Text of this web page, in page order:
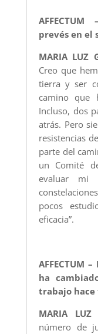
prevés en el
MARIA LUZ
Creo que
tierra y ser
camino que
Incluso, dos
atrás. Pero
resistencias
parte del
un Comité
evaluar mi
pocos
eficacia”.
AFFECTUM
ha
trabajo hace
MARIA LUZ
número de